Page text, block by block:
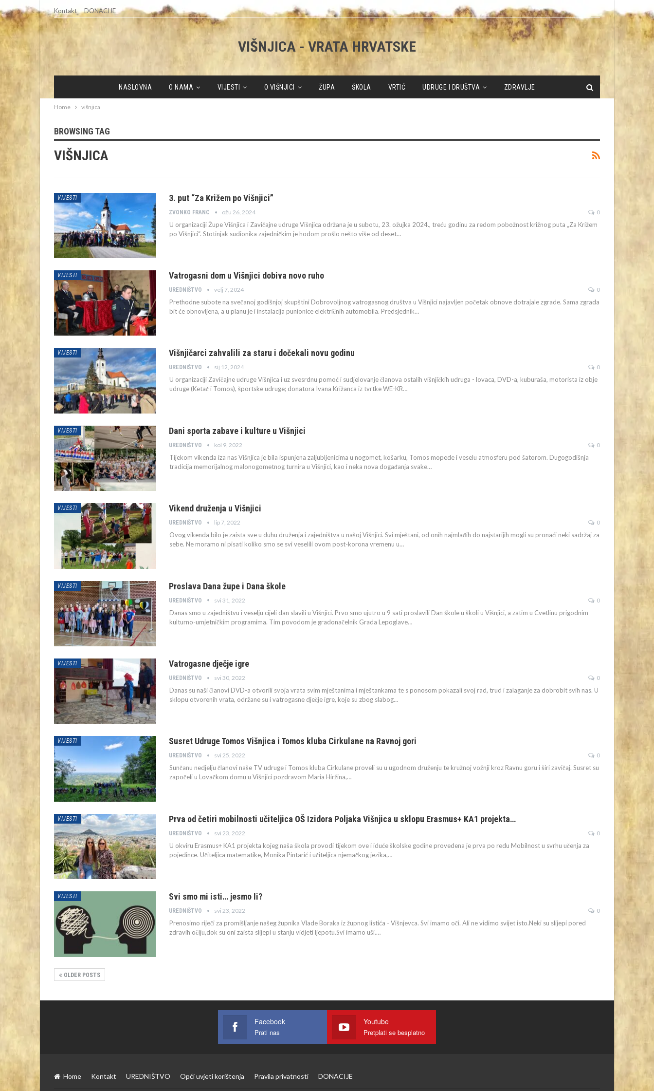
Kontakt DONACIJE
VIŠNJICA - VRATA HRVATSKE
NASLOVNA O NAMA VIJESTI O VIŠNJICI ŽUPA ŠKOLA VRTIĆ UDRUGE I DRUŠTVA ZDRAVLJE
Home višnjica
BROWSING TAG
VIŠNJICA
VIJESTI 3. put “Za Križem po Višnjici”
ZVONKO FRANC ožu 26, 2024 0
U organizaciji Župe Višnjica i Zavičajne udruge Višnjica održana je u subotu, 23. ožujka 2024., treću godinu za redom pobožnost križnog puta „Za Križem
po Višnjici“. Stotinjak sudionika zajedničkim je hodom prošlo nešto više od deset…
VIJESTI Vatrogasni dom u Višnjici dobiva novo ruho
UREDNIŠTVO velj 7, 2024 0
Prethodne subote na svečanoj godišnjoj skupštini Dobrovoljnog vatrogasnog društva u Višnjici najavljen početak obnove dotrajale zgrade. Sama zgrada
bit će obnovljena, a u planu je i instalacija punionice električnih automobila. Predsjednik…
VIJESTI Višnjičarci zahvalili za staru i dočekali novu godinu
UREDNIŠTVO sij 12, 2024 0
U organizaciji Zavičajne udruge Višnjica i uz svesrdnu pomoć i sudjelovanje članova ostalih višnjičkih udruga - lovaca, DVD-a, kuburaša, motorista iz obje
udruge (Ketač i Tomos), športske udruge; donatora Ivana Križanca iz tvrtke WE-KR…
VIJESTI Dani sporta zabave i kulture u Višnjici
UREDNIŠTVO kol 9, 2022 0
Tijekom vikenda iza nas Višnjica je bila ispunjena zaljubljenicima u nogomet, košarku, Tomos mopede i veselu atmosferu pod šatorom. Dugogodišnja
tradicija memorijalnog malonogometnog turnira u Višnjici, kao i neka nova događanja svake…
VIJESTI Vikend druženja u Višnjici
UREDNIŠTVO lip 7, 2022 0
Ovog vikenda bilo je zaista sve u duhu druženja i zajedništva u našoj Višnjici. Svi mještani, od onih najmlađih do najstarijih mogli su pronaći neki sadržaj za
sebe. Ne moramo ni pisati koliko smo se svi veselili ovom post-korona vremenu u…
VIJESTI Proslava Dana župe i Dana škole
UREDNIŠTVO svi 31, 2022 0
Danas smo u zajedništvu i veselju cijeli dan slavili u Višnjici. Prvo smo ujutro u 9 sati proslavili Dan škole u školi u Višnjici, a zatim u Cvetlinu prigodnim
kulturno-umjetničkim programima. Tim povodom je gradonačelnik Grada Lepoglave…
VIJESTI Vatrogasne dječje igre
UREDNIŠTVO svi 30, 2022 0
Danas su naši članovi DVD-a otvorili svoja vrata svim mještanima i mještankama te s ponosom pokazali svoj rad, trud i zalaganje za dobrobit svih nas. U
sklopu otvorenih vrata, održane su i vatrogasne dječje igre, koje su zbog slabog…
VIJESTI Susret Udruge Tomos Višnjica i Tomos kluba Cirkulane na Ravnoj gori
UREDNIŠTVO svi 25, 2022 0
Sunčanu nedjelju članovi naše TV udruge i Tomos kluba Cirkulane proveli su u ugodnom druženju te kružnoj vožnji kroz Ravnu goru i širi zavičaj. Susret su
započeli u Lovačkom domu u Višnjici pozdravom Maria Hiržina,…
VIJESTI Prva od četiri mobilnosti učiteljica OŠ Izidora Poljaka Višnjica u sklopu Erasmus+ KA1 projekta…
UREDNIŠTVO svi 23, 2022 0
U okviru Erasmus+ KA1 projekta kojeg naša škola provodi tijekom ove i iduće školske godine provedena je prva po redu Mobilnost u svrhu učenja za
pojedince. Učiteljica matematike, Monika Pintarić i učiteljica njemačkog jezika,…
VIJESTI Svi smo mi isti… jesmo li?
UREDNIŠTVO svi 23, 2022 0
Prenosimo riječi za promišljanje našeg župnika Vlade Boraka iz župnog listića - Višnjevca. Svi imamo oči. Ali ne vidimo svijet isto.Neki su slijepi pored
zdravih očiju,dok su oni zaista slijepi u stanju vidjeti ljepotu.Svi imamo uši.…
OLDER POSTS
Facebook
Prati nas
Youtube
Pretplati se besplatno
Home Kontakt UREDNIŠTVO Opći uvjeti korištenja Pravila privatnosti DONACIJE